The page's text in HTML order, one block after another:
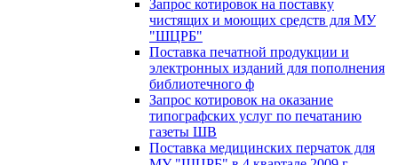
Запрос котировок на поставку
чистящих и моющих средств для МУ
"ШЦРБ"
Поставка печатной продукции и
электронных изданий для пополнения
библиотечного ф
Запрос котировок на оказание
типографских услуг по печатанию
газеты ШВ
Поставка медицинских перчаток для